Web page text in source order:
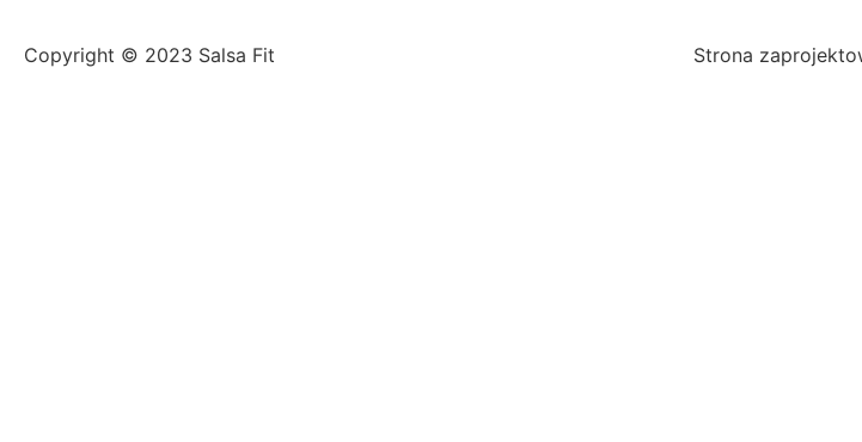
Copyright © 2023 Salsa Fit Strona